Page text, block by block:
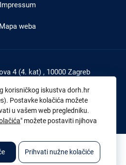
Impressum
Mapa weba
4 (4. kat) , 10000 Zagreb
+385 1 4591 888
+385 1 4591 816
43539267895
odvjetništvo Republike Hrvatske
korisničkog iskustva dorh.hr
Postavke kolačića možete
u vašem web pregledniku.
" možete postaviti njihova
Prihvati nužne kolačiće